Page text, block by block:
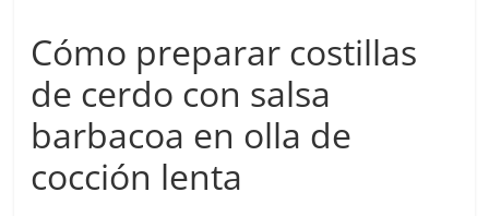
Cómo preparar costillas
de cerdo con salsa
barbacoa en olla de
cocción lenta